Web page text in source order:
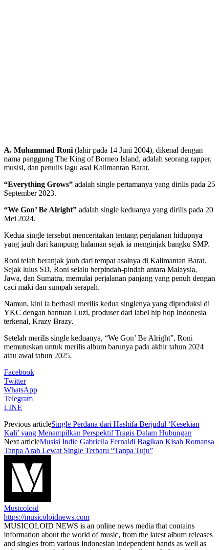
A. Muhammad Roni (lahir pada 14 Juni 2004), dikenal dengan
nama panggung The King of Borneo Island, adalah seorang rapper,
musisi, dan penulis lagu asal Kalimantan Barat.
“Everything Grows” adalah single pertamanya yang dirilis pada 25
September 2023.
“We Gon’ Be Alright” adalah single keduanya yang dirilis pada 20
Mei 2024.
Kedua single tersebut menceritakan tentang perjalanan hidupnya
yang jauh dari kampung halaman sejak ia menginjak bangku SMP.
Roni telah beranjak jauh dari tempat asalnya di Kalimantan Barat.
Sejak lulus SD, Roni selalu berpindah-pindah antara Malaysia,
Jawa, dan Sumatra, memulai perjalanan panjang yang penuh dengan
caci maki dan sumpah serapah.
Namun, kini ia berhasil merilis kedua singlenya yang diproduksi di
YKC dengan bantuan Luzi, produser dari label hip hop Indonesia
terkenal, Krazy Brazy.
Setelah merilis single keduanya, “We Gon’ Be Alright”, Roni
memutuskan untuk merilis album barunya pada akhir tahun 2024
atau awal tahun 2025.
Facebook
Twitter
WhatsApp
Telegram
LINE
Previous articleSingle Perdana dari Hashifa Berjudul ‘Kesekian
Kali’ yang Menampilkan Perspektif Tragis Dalam Hubungan
Next articleMusisi Indie Gabriella Fernaldi Bagikan Kisah Romansa
Tanpa Arah Lewat Single Terbaru “Tanpa Tuju”
Musicoloid
https://musicoloidnews.com
MUSICOLOID NEWS is an online news media that contains
information about the world of music, from the latest album releases
and singles from various Indonesian independent bands as well as